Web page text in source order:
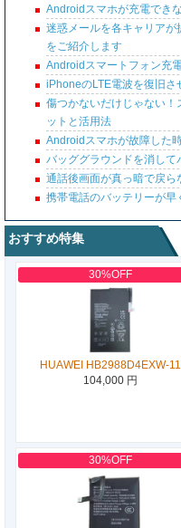
Androidスマホが充電でき
迷惑メールを各キャリア
をご紹介します
Androidスマートフォン充
iPhoneのLTE電波を復旧さ
傷つかないだけじゃない！
ットと活用法
Androidスマホが故障した
バッググラウンドを消し
通話後画面が真っ暗で戻ら
携帯電話のバッテリーが早
おすすめ特集
30%OFF
HUAWEI HB2988D4EXW-11
104,000 円
30%OFF